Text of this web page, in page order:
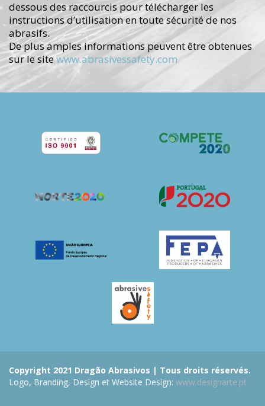
dessous des raccourcis pour télécharger les
instructions d’utilisation en toute sécurité de nos
abrasifs.
De plus amples informations peuvent être obtenues
sur le sitewww.abrasivessafety.com
Copyright 2021 Dragão Abrasivos | Tous droits réservés.
Logo, Branding, Design et Website Design: www.designarte.pt